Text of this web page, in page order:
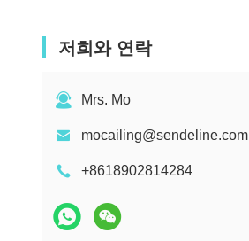
저희와 연락
Mrs. Mo
mocailing@sendeline.com
+8618902814284